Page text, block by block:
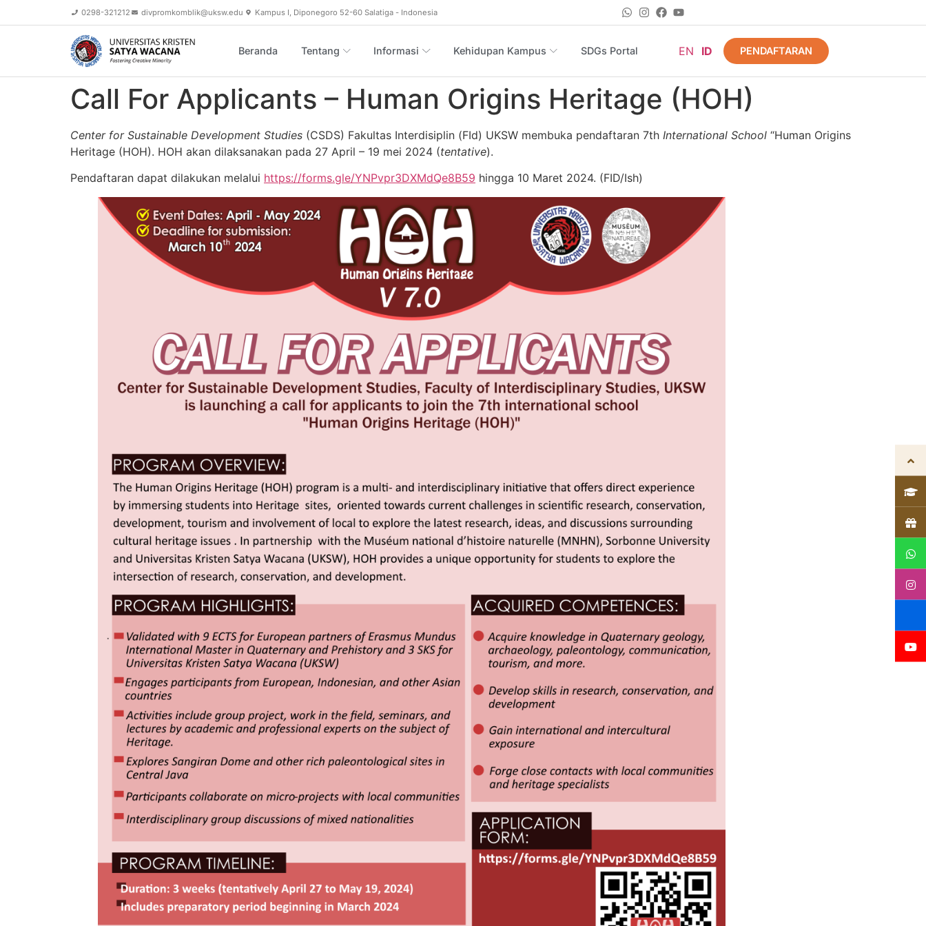
0298-321212 divpromkomblik@uksw.edu Kampus I, Diponegoro 52-60 Salatiga - Indonesia
Beranda Tentang Informasi Kehidupan Kampus SDGs Portal EN ID PENDAFTARAN
Call For Applicants – Human Origins Heritage (HOH)
Center for Sustainable Development Studies (CSDS) Fakultas Interdisiplin (FId) UKSW membuka pendaftaran 7th International School “Human Origins
Heritage (HOH). HOH akan dilaksanakan pada 27 April – 19 mei 2024 (tentative).
Pendaftaran dapat dilakukan melalui https://forms.gle/YNPvpr3DXMdQe8B59 hingga 10 Maret 2024. (FID/Ish)